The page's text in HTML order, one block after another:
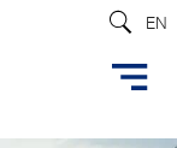
EN